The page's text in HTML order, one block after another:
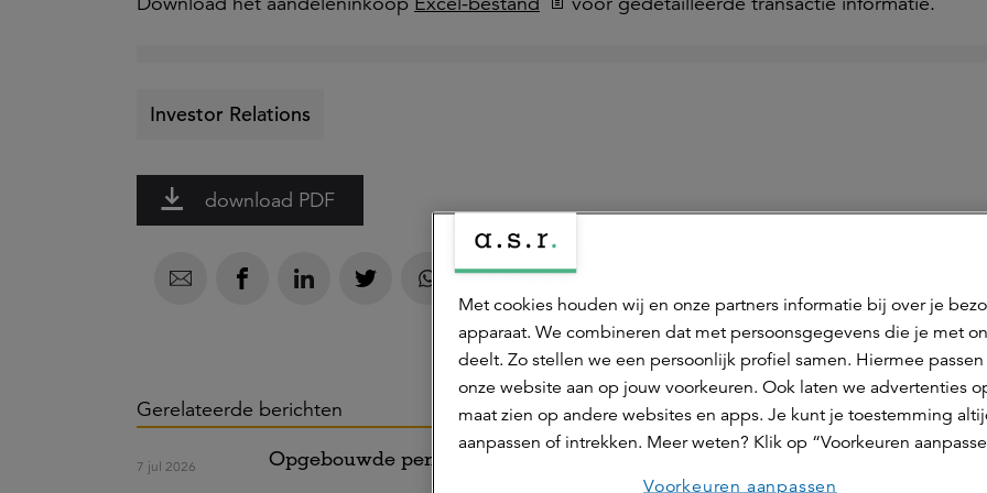
Investor Relations
download PDF
Gerelateerde berichten
7 jul 2026 Opgebouwde pensioenen Stichting Pensioenfonds Ecolab met buy-out naar
Met cookies houden wij en onze partners informatie bij over je
apparaat. We combineren dat met persoonsgegevens die je met
deelt. Zo stellen we een persoonlijk profiel samen. Hiermee
onze website aan op jouw voorkeuren. Ook laten we advertenties
maat zien op andere websites en apps. Je kunt je toestemming
aanpassen of intrekken. Meer weten? Klik op “Voorkeuren
Voorkeuren aanpassen